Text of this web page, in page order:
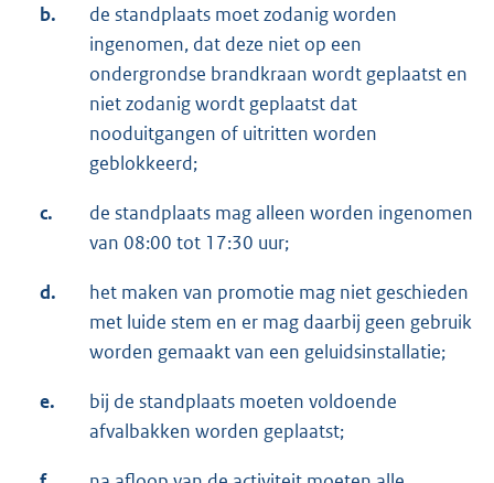
b.
de standplaats moet zodanig worden
ingenomen, dat deze niet op een
ondergrondse brandkraan wordt geplaatst en
niet zodanig wordt geplaatst dat
nooduitgangen of uitritten worden
geblokkeerd;
c.
de standplaats mag alleen worden ingenomen
van 08:00 tot 17:30 uur;
d.
het maken van promotie mag niet geschieden
met luide stem en er mag daarbij geen gebruik
worden gemaakt van een geluidsinstallatie;
e.
bij de standplaats moeten voldoende
afvalbakken worden geplaatst;